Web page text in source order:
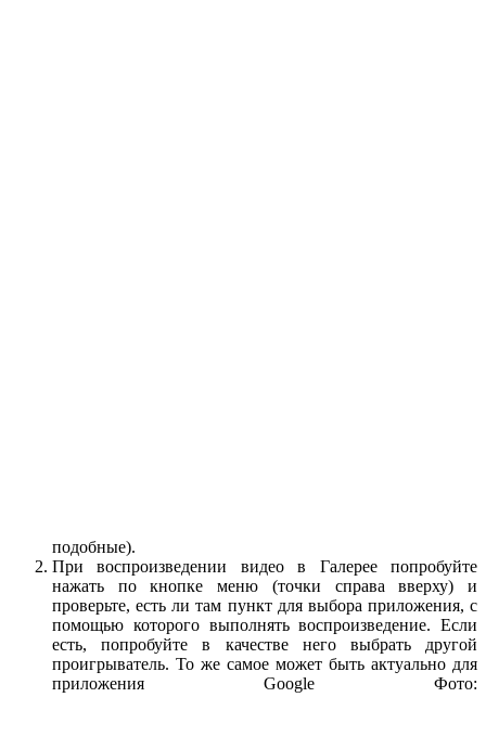
подобные).
При воспроизведении видео в Галерее попробуйте
нажать по кнопке меню (точки справа вверху) и
проверьте, есть ли там пункт для выбора приложения, с
помощью которого выполнять воспроизведение. Если
есть, попробуйте в качестве него выбрать другой
проигрыватель. То же самое может быть актуально для
приложения Google Фото: